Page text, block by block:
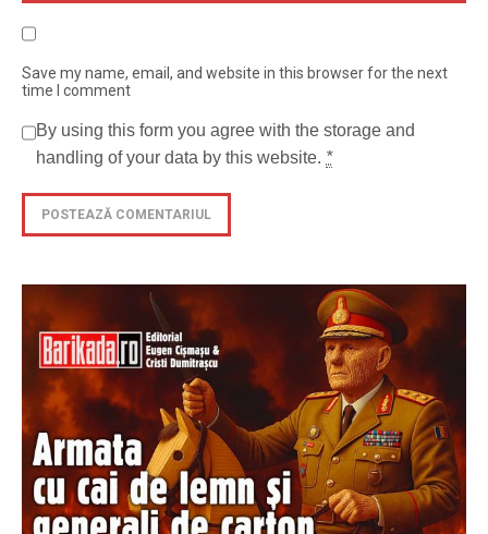
Save my name, email, and website in this browser for the next
time I comment
By using this form you agree with the storage and
handling of your data by this website. *